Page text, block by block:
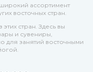
ассортимент
восточных стран.
стран. Здесь вы
и сувениры,
для занятий восточными